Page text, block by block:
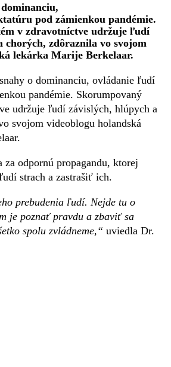
pod zámienkou pandémie.
v zdravotníctve udržuje ľudí
chorých, zdôraznila vo svojom
lekárka Marije Berkelaar.
o dominanciu, ovládanie ľudí
pandémie. Skorumpovaný
udržuje ľudí závislých, hlúpych a
svojom videoblogu holandská
odpornú propagandu, ktorej
strach a zastrašiť ich.
prebudenia ľudí. Nejde tu o
je poznať pravdu a zbaviť sa
spolu zvládneme,“ uviedla Dr.